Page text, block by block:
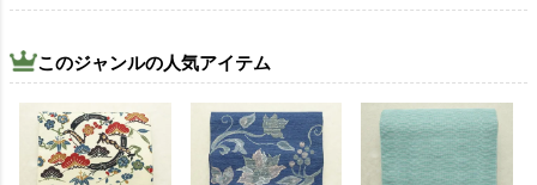
このジャンルの人気アイテム